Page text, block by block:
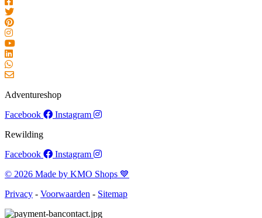
Adventureshop
Facebook
Instagram
Rewilding
Facebook
Instagram
© 2026 Made by KMO Shops 💙
Privacy - Voorwaarden - Sitemap